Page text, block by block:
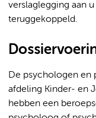
verslaglegging aan
teruggekoppeld.
De psychologen en
afdeling Kinder- en
hebben een